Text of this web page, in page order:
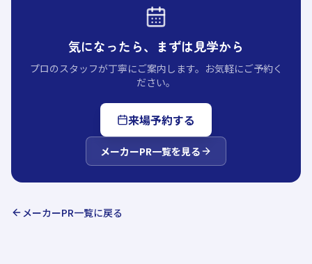
気になったら、まずは見学から
プロのスタッフが丁寧にご案内します。お気軽にご予約く
ださい。
来場予約する
メーカーPR一覧を見る
メーカーPR一覧に戻る